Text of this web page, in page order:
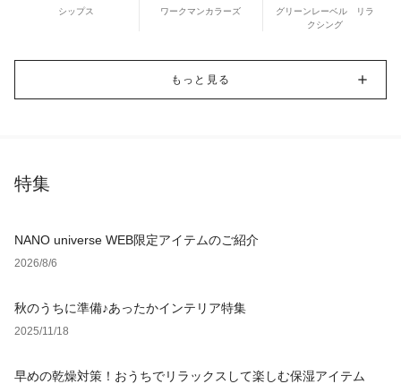
シップス
ワークマンカラーズ
グリーンレーベル リラ
クシング
もっと見る
特集
NANO universe WEB限定アイテムのご紹介
2026/8/6
秋のうちに準備♪あったかインテリア特集
2025/11/18
早めの乾燥対策！おうちでリラックスして楽しむ保湿アイテム